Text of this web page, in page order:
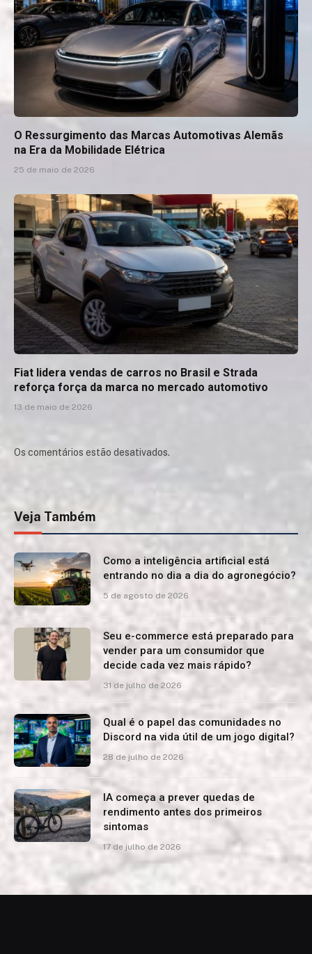
O Ressurgimento das Marcas Automotivas Alemãs
na Era da Mobilidade Elétrica
25 de maio de 2026
Fiat lidera vendas de carros no Brasil e Strada
reforça força da marca no mercado automotivo
13 de maio de 2026
Os comentários estão desativados.
Veja Também
Como a inteligência artificial está
entrando no dia a dia do agronegócio?
5 de agosto de 2026
Seu e-commerce está preparado para
vender para um consumidor que
decide cada vez mais rápido?
31 de julho de 2026
Qual é o papel das comunidades no
Discord na vida útil de um jogo digital?
28 de julho de 2026
IA começa a prever quedas de
rendimento antes dos primeiros
sintomas
17 de julho de 2026